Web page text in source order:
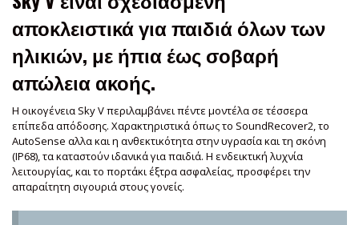
αποκλειστικά για παιδιά όλων των
ηλικιών, με ήπια έως σοβαρή
απώλεια ακοής.
Η οικογένεια Sky V περιλαμβάνει πέντε μοντέλα σε τέσσερα
επίπεδα απόδοσης. Χαρακτηριστικά όπως το SoundRecover2, το
AutoSense αλλα και η ανθεκτικότητα στην υγρασία και τη σκόνη
(IP68), τα καταστούν ιδανικά για παιδιά. Η ενδεικτική λυχνία
λειτουργίας, και το πορτάκι έξτρα ασφαλείας, προσφέρει την
απαραίτητη σιγουριά στους γονείς.